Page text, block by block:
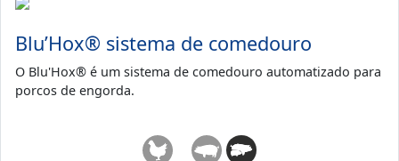
Blu’Hox® sistema de comedouro
O Blu'Hox® é um sistema de comedouro automatizado para
porcos de engorda.